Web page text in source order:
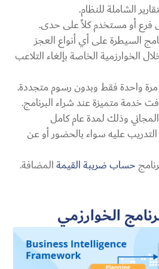
الشاملة للنظام.
فرع أو مستخدم كلاً على حدى.
السيطرة على أي أنواع العجز
الخوارزمية الخاصة بإلغاء التلاعب
مرة واحدة فقط وبدون رسوم متجددة.
خدمة متميزة عند شراء البرنامج.
وذلك لمدة عام كامل
عليه سواء بالحضور أو عن
حساب ضريبة القيمةالمضافة.
الخوارزمي